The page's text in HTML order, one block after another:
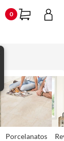
0
Porcelanatos